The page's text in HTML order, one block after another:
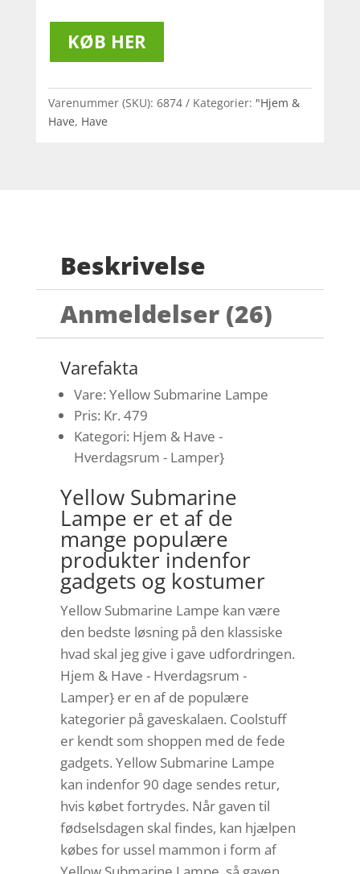
KØB HER
Varenummer (SKU): 6874 Kategorier: "Hjem &
Have, Have
Beskrivelse
Anmeldelser (26)
Varefakta
Vare: Yellow Submarine Lampe
Pris: Kr. 479
Kategori: Hjem & Have -
Hverdagsrum - Lamper}
Yellow Submarine
Lampe er et af de
mange populære
produkter indenfor
gadgets og kostumer
Yellow Submarine Lampe kan være
den bedste løsning på den klassiske
hvad skal jeg give i gave udfordringen.
Hjem & Have - Hverdagsrum -
Lamper} er en af de populære
kategorier på gaveskalaen. Coolstuff
er kendt som shoppen med de fede
gadgets. Yellow Submarine Lampe
kan indenfor 90 dage sendes retur,
hvis købet fortrydes. Når gaven til
fødselsdagen skal findes, kan hjælpen
købes for ussel mammon i form af